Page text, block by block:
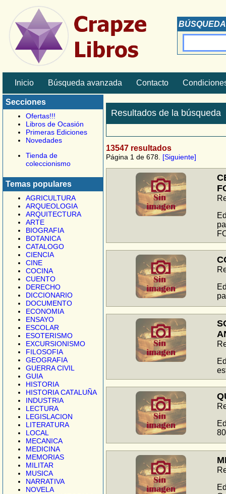
Inicio Búsqueda avanzada Contacto
Secciones
Ofertas!!!
Libros de Ocasión
Primeras Ediciones
Novedades
Tienda de
coleccionismo
Temas populares
AGRICULTURA
ARQUEOLOGIA
ARQUITECTURA
ARTE
BIOGRAFIA
BOTANICA
CATALOGO
CIENCIA
CINE
COCINA
CUENTO
DERECHO
DICCIONARIO
DOCUMENTO
ECONOMIA
ENSAYO
ESCOLAR
ESOTERISMO
EXCURSIONISMO
FILOSOFIA
GEOGRAFIA
GUERRA CIVIL
GUIA
HISTORIA
HISTORIA CATALUÑA
INDUSTRIA
LECTURA
LEGISLACION
LITERATURA
LOCAL
MECANICA
MEDICINA
MEMORIAS
MILITAR
MUSICA
NARRATIVA
NOVELA
Resultados de la búsqueda
13547 resultados
Página 1 de 678. [Siguiente]